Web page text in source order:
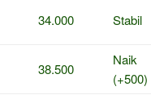
34.000 Stabil
38.500
Naik
(+500)